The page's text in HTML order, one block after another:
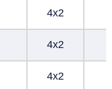
4х2
4х2
4х2